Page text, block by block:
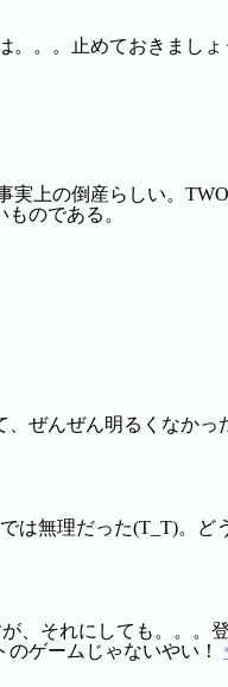
。。。止めておきましょ
実上の倒産らしい。
のである。
ぜんぜん明るくなかっ
は無理だった(T_T)。ど
、それにしても。。。
ゲームじゃないやい！